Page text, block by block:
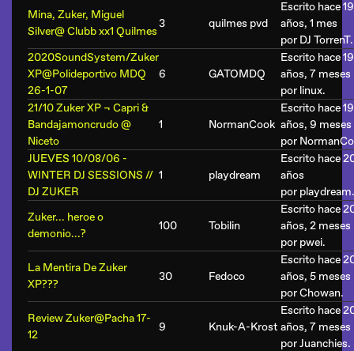
Mina, Zuker, Miguel
Silver@ Clubb xx1 Quilmes
3 quilmes pvd
Escrito hace 19
años, 1 mes
por DJ TorrenT.
2020SoundSystem/Zuker
XP@Polideportivo MDQ
26-1-07
6 GATOMDQ
Escrito hace 19
años, 7 meses
por linux.
21/10 Zuker XP ¬ Capri &
Bandajamoncrudo @
Niceto
1 NormanCook
Escrito hace 19
años, 9 meses
por
JUEVES 10/08/06 -
WINTER DJ SESSIONS //
DJ ZUKER
1 playdream
Escrito hace
años
por playdream.
Zuker... heroe o
demonio...?
100 Tobilin
Escrito hace
años, 2 meses
por pwei.
La Mentira De Zuker
XP???
30 Fedoco
Escrito hace
años, 5 meses
porChowan.
Review Zuker@Pacha 17-
12
9 Knuk-A-Krost
Escrito hace
años, 7 meses
porJuanchies.